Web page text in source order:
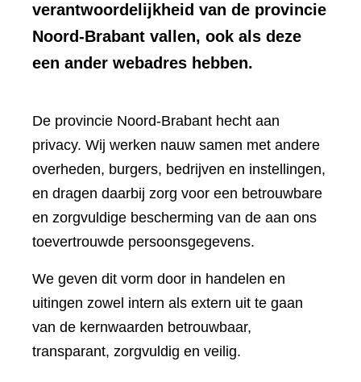
verantwoordelijkheid van de provincie
Noord-Brabant vallen, ook als deze
een ander webadres hebben.
De provincie Noord-Brabant hecht aan
privacy. Wij werken nauw samen met andere
overheden, burgers, bedrijven en instellingen,
en dragen daarbij zorg voor een betrouwbare
en zorgvuldige bescherming van de aan ons
toevertrouwde persoonsgegevens.
We geven dit vorm door in handelen en
uitingen zowel intern als extern uit te gaan
van de kernwaarden betrouwbaar,
transparant, zorgvuldig en veilig.